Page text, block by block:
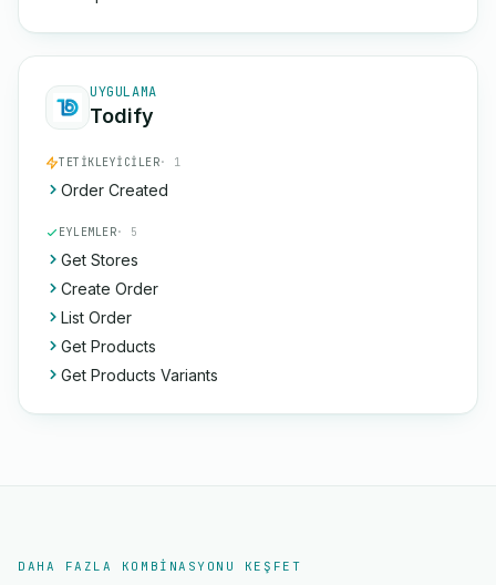
UYGULAMA
Todify
TETIKLEYICILER· 1
Order Created
EYLEMLER· 5
Get Stores
Create Order
List Order
Get Products
Get Products Variants
DAHA FAZLA KOMBINASYONU KEŞFET